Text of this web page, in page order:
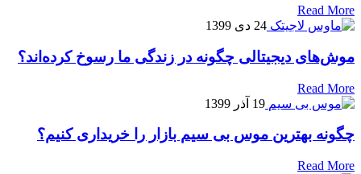
Read More
24 دی 1399
موش‌های دیجیتالی چگونه در زندگی ما رسوخ کرده‌اند؟
Read More
19 آذر 1399
چگونه بهترین موس بی سیم بازار را خریداری کنیم؟
Read More